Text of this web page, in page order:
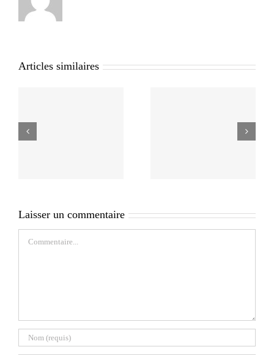
Articles similaires
Laisser un commentaire
Commentaire